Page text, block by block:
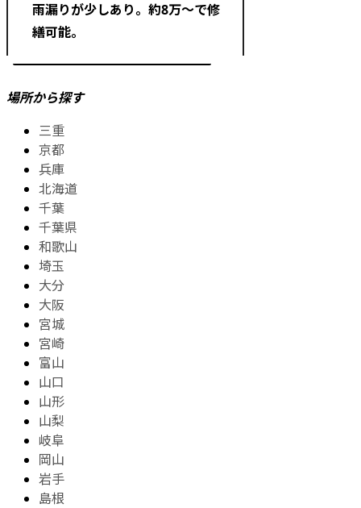
雨漏りが少しあり。約8万～で修
繕可能。
場所から探す
三重
京都
兵庫
北海道
千葉
千葉県
和歌山
埼玉
大分
大阪
宮城
宮崎
富山
山口
山形
山梨
岐阜
岡山
岩手
島根